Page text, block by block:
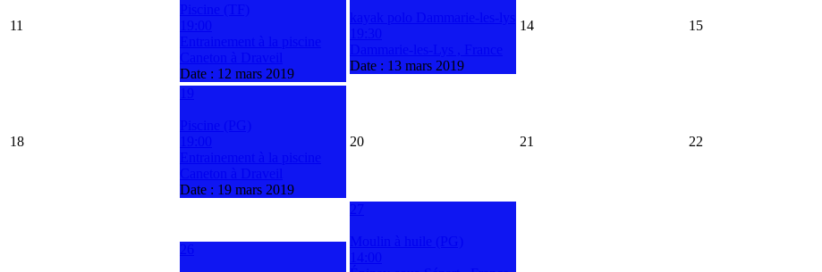
11
Date : 12 mars 2019
Date : 13 mars 2019
14 15
18
Date : 19 mars 2019
20 21 22